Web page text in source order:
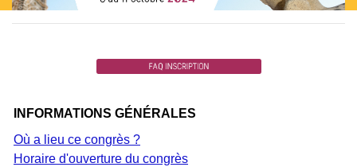
INFORMATIONS GÉNÉRALES
Où a lieu ce congrès ?
Horaire d'ouverture du congrès